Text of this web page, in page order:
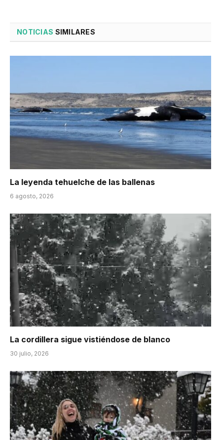
NOTICIAS SIMILARES
La leyenda tehuelche de las ballenas
6 agosto, 2026
La cordillera sigue vistiéndose de blanco
30 julio, 2026